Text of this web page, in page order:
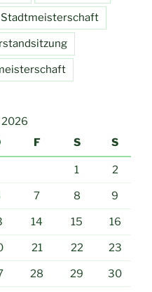
Stadtmeisterschaft
F S S
1 2
7 8 9
14 15 16
21 22 23
28 29 30